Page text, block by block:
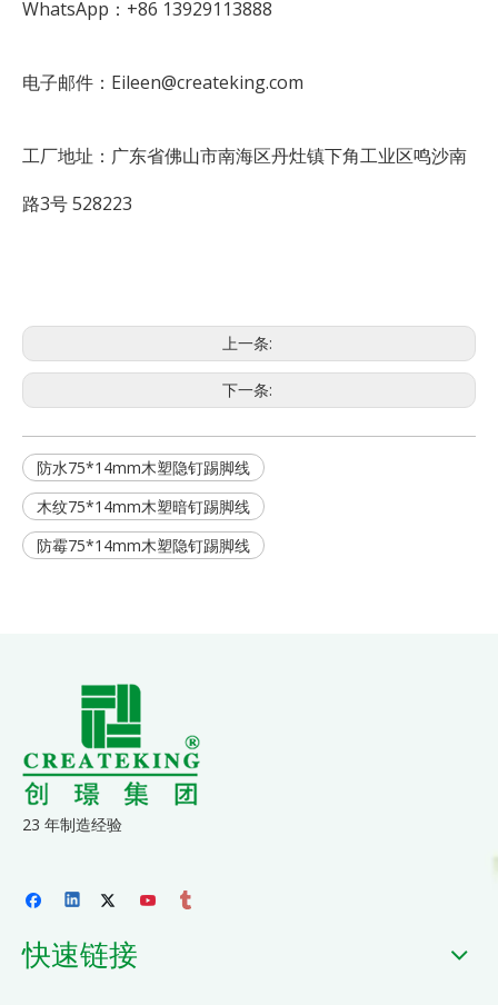
WhatsApp：+86 13929113888
电子邮件：Eileen@createking.com
工厂地址：广东省佛山市南海区丹灶镇下角工业区鸣沙南
路3号 528223
上一条:
下一条:
防水75*14mm木塑隐钉踢脚线
木纹75*14mm木塑暗钉踢脚线
防霉75*14mm木塑隐钉踢脚线
23 年制造经验
快速链接